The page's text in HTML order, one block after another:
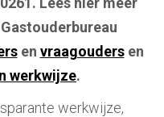
en vraagoudersen
werkwijze.
werkwijze,